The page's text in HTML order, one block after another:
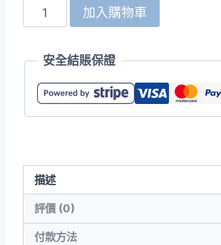
United
Athle
05
5.6oz
領
加入購物車
安全結賬保證
描述
評價 (0)
付款方法